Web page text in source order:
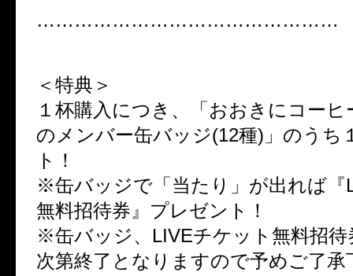
…………………………………………
＜特典＞
１杯購入につき、「おおきにコー
のメンバー缶バッジ(12種)」のうち
ト！
※缶バッジで「当たり」が出れば『
無料招待券』プレゼント！
※缶バッジ、LIVEチケット無料招待
次第終了となりますので予めご了承